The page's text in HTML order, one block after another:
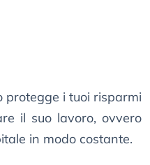
protegge i tuoi risparmi
il suo lavoro, ovvero
in modo costante.